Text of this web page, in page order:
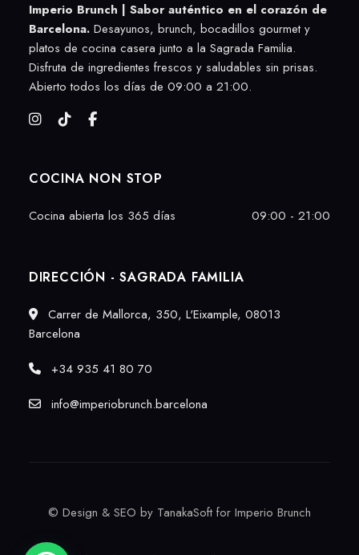
Imperio Brunch | Sabor auténtico en el corazón de
Barcelona.Desayunos, brunch, bocadillos gourmet y
platos de cocina casera junto a la Sagrada Familia.
Disfruta de ingredientes frescos y saludables sin prisas.
Abierto todos los días de 09:00 a 21:00.
COCINA NON STOP
Cocina abierta los 365 días 09:00 - 21:00
DIRECCIÓN - SAGRADA FAMILIA
Carrer de Mallorca, 350, L'Eixample, 08013
Barcelona
+34 935 41 80 70
info@imperiobrunch.barcelona
© Design & SEO by TanakaSoft for Imperio Brunch